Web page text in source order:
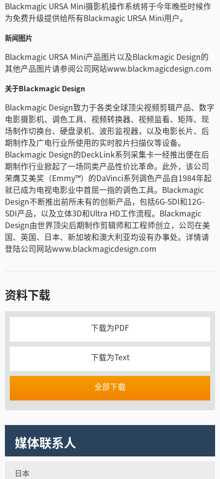
Blackmagic URSA Mini摄影机操作系统将于今年晚些时候作
为免费升级提供给所有Blackmagic URSA Mini用户。
新闻图片
Blackmagic URSA Mini产品图片以及Blackmagic Design的
其他产品图片请参阅公司网站www.blackmagicdesign.com
关于Blackmagic Design
Blackmagic Design致力于各类全球顶尖视频剪辑产品、数字
电影摄影机、调色工具、视频转换器、视频监看、矩阵、现
场制作切换台、硬盘录机、波形监视器，以及电影长片、后
期制作及广电行业所使用的实时胶片扫描仪等设备。
Blackmagic Design的DeckLink系列采集卡一经推出便在后
期制作行业掀起了一场同类产品性价比革命。此外，该公司
荣膺艾美奖（Emmy™）的DaVinci系列调色产品自1984年起
就已成为电视电影业中首屈一指的调色工具。Blackmagic
Design不断推出前所未有的创新产品，包括6G-SDI和12G-
SDI产品，以及立体3D和Ultra HD工作流程。Blackmagic
Design由世界顶尖后期制作剪辑师和工程师创立，公司在美
国、英国、日本、新加坡和澳大利亚均设有办事处。详情请
登陆公司网站www.blackmagicdesign.com
资料下载
下载为PDF
下载为Text
全部下载
媒体联系人
日本